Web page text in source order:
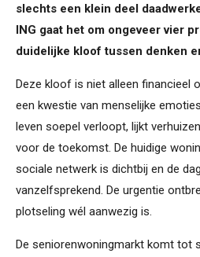
slechts een klein deel
ING gaat het om ongeveer vier
duidelijke kloof tussen denken
Deze kloof is niet alleen financieel
een kwestie van menselijke
leven soepel verloopt, lijkt
voor de toekomst. De huidige
sociale netwerk is dichtbij en de
vanzelfsprekend. De urgentie
plotseling wél aanwezig is.
De seniorenwoningmarkt komt tot